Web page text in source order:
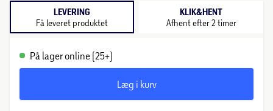
LEVERING
Få leveret produktet
KLIK&HENT
Afhent efter 2 timer
På lager online (25+)
Læg i kurv